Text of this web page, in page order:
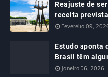
Reajuste de
receita
Fevereiro 09,
Estudo aponta
Brasil têm
Janeiro 06, 2026